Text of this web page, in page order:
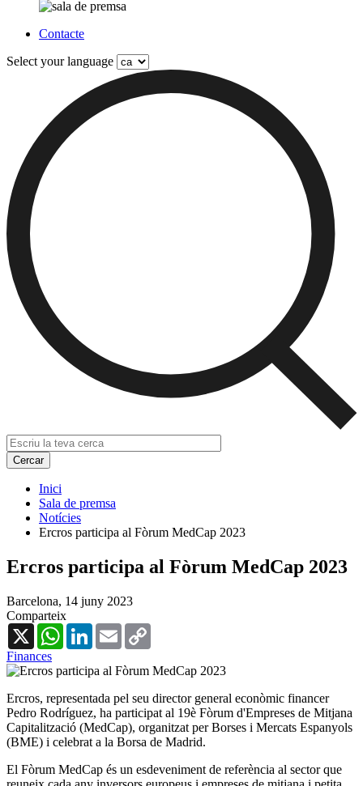
Contacte
Select your language
Inici
Sala de premsa
Notícies
Ercros participa al Fòrum MedCap 2023
Ercros participa al Fòrum MedCap 2023
Barcelona, 14 juny 2023
Comparteix
X
WhatsAppLinkedInEmail
Finances
Ercros, representada pel seu director general econòmic financer
Pedro Rodríguez, ha participat al 19è Fòrum d'Empreses de Mitjana
Capitalització (MedCap), organitzat per Borses i Mercats Espanyols
(BME) i celebrat a la Borsa de Madrid.
El Fòrum MedCap és un esdeveniment de referència al sector que